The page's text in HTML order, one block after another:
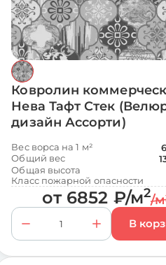
Ковролин
Нева Тафт Стек
дизайн Ассорти)
Вес ворса на 1 м²
Общий вес
Общая высота
Класс пожарной опасности
от 6852 ₽/м2/м